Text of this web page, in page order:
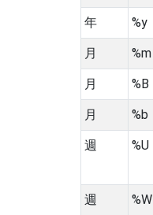
年 %y
月 %m
月 %B
月 %b
週 %U
週 %W